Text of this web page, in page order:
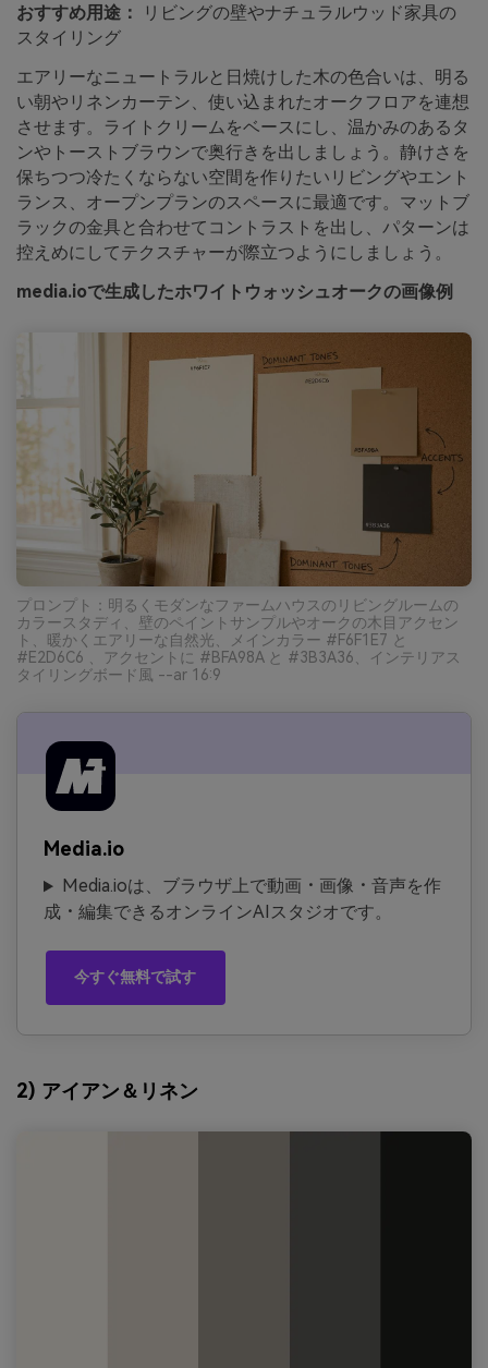
おすすめ用途：
リビングの壁やナチュラルウッド家具の
スタイリング
エアリーなニュートラルと日焼けした木の色合いは、明る
い朝やリネンカーテン、使い込まれたオークフロアを連想
させます。ライトクリームをベースにし、温かみのあるタ
ンやトーストブラウンで奥行きを出しましょう。静けさを
保ちつつ冷たくならない空間を作りたいリビングやエント
ランス、オープンプランのスペースに最適です。マットブ
ラックの金具と合わせてコントラストを出し、パターンは
控えめにしてテクスチャーが際立つようにしましょう。
media.ioで生成したホワイトウォッシュオークの画像例
プロンプト：明るくモダンなファームハウスのリビングルームの
カラースタディ、壁のペイントサンプルやオークの木目アクセン
ト、暖かくエアリーな自然光、メインカラー #F6F1E7 と
#E2D6C6 、アクセントに #BFA98A と #3B3A36、インテリアス
タイリングボード風 --ar 16:9
Media.io
Media.ioは、ブラウザ上で動画・画像・音声を作
成・編集できるオンラインAIスタジオです。
今すぐ無料で試す
2) アイアン＆リネン